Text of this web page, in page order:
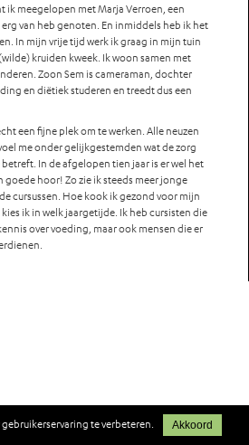
ik meegelopen met Marja Verroen, een
van heb genoten. En inmiddels heb ik het
In mijn vrije tijd werk ik graag in mijn tuin
kruiden kweek. Ik woon samen met
Zoon Sem is cameraman, dochter
en diëtiek studeren en treedt dus een
een fijne plek om te werken. Alle neuzen
me onder gelijkgestemden wat de zorg
In de afgelopen tien jaar is er wel het
goede hoor! Zo zie ik steeds meer jonge
cursussen. Hoe kook ik gezond voor mijn
ik in welk jaargetijde. Ik heb cursisten die
over voeding, maar ook mensen die er
te verbeteren. Akkoord